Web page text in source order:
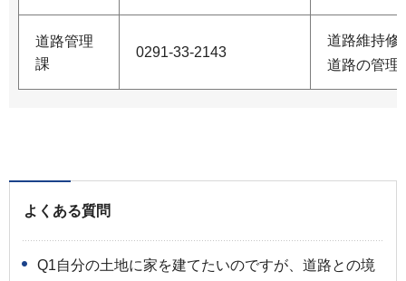
道路管理
課
0291-33-2143
道路維持修
道路の管理
よくある質問
Q1自分の土地に家を建てたいのですが、道路との境